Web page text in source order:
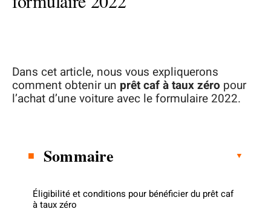
Dans cet article, nous vous expliquerons
comment obtenir un prêt caf à taux zéro pour
l’achat d’une voiture avec le formulaire 2022.
Sommaire
Éligibilité et conditions pour bénéficier du prêt caf
à taux zéro